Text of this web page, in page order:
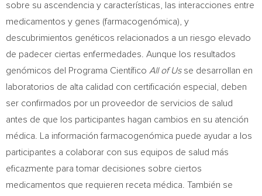
sobre su ascendencia y características, las interacciones entre
medicamentos y genes (farmacogenómica), y
descubrimientos genéticos relacionados a un riesgo elevado
de padecer ciertas enfermedades. Aunque los resultados
genómicos del Programa Científico All of Usse desarrollan en
laboratorios de alta calidad con certificación especial, deben
ser confirmados por un proveedor de servicios de salud
antes de que los participantes hagan cambios en su atención
médica. La información farmacogenómica puede ayudar a los
participantes a colaborar con sus equipos de salud más
eficazmente para tomar decisiones sobre ciertos
medicamentos que requieren receta médica. También se